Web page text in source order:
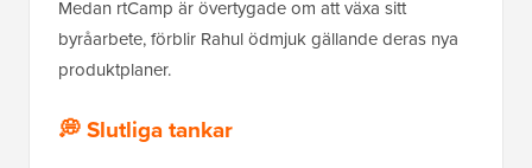
Medan rtCamp är övertygade om att växa sitt
byråarbete, förblir Rahul ödmjuk gällande deras nya
produktplaner.
💭 Slutliga tankar